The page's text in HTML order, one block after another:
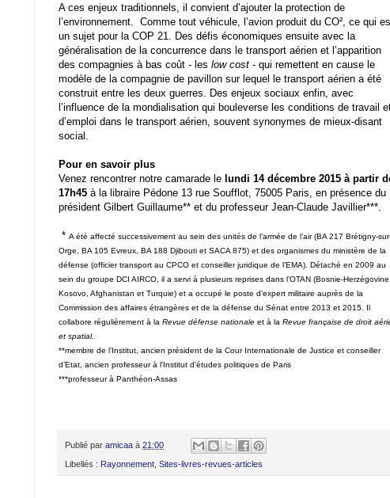
A ces enjeux traditionnels, il convient d’ajouter la protection de
l’environnement. Comme tout véhicule, l’avion produit du CO², ce qui
un sujet pour la COP 21. Des défis économiques ensuite avec la
généralisation de la concurrence dans le transport aérien et l’apparition
des compagnies à bas coût - les low cost - qui remettent en cause le
modèle de la compagnie de pavillon sur lequel le transport aérien a été
construit entre les deux guerres. Des enjeux sociaux enfin, avec
l’influence de la mondialisation qui bouleverse les conditions de travail
d’emploi dans le transport aérien, souvent synonymes de mieux-disant
social.
Pour en savoir plus
Venez rencontrer notre camarade le lundi 14 décembre 2015 à partir
17h45 à la libraire Pédone 13 rue Soufflot, 75005 Paris, en présence du
président Gilbert Guillaume** et du professeur Jean-Claude Javillier***.
* A été affecté successivement au sein des unités de l’armée de l’air (BA 217 Brétigny-
Orge, BA 105 Evreux, BA 188 Djibouti et SACA 875) et des organismes du ministère de la
défense (officier transport au CPCO et conseiller juridique de l’EMA). Détaché en 2009 au
sein du groupe DCI AIRCO, il a servi à plusieurs reprises dans l’OTAN (Bosnie-
Kosovo, Afghanistan et Turquie) et a occupé le poste d’expert militaire auprès de la
Commission des affaires étrangères et de la défense du Sénat entre 2013 et 2015. Il
collabore régulièrement à la Revue défense nationale et à la Revue française de droit
et spatial.
**membre de l’Institut, ancien président de la Cour Internationale de Justice et conseiller
d’Etat, ancien professeur à l'Institut d'études politiques de Paris
***professeur à Panthéon-Assas
Publié par amicaa à 21:00
Libellés : Rayonnement Sites-livres-revues-articles